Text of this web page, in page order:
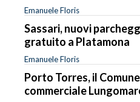
Emanuele Floris
Sassari, nuovi
gratuito a Platamona
Emanuele Floris
Porto Torres, il
commerciale